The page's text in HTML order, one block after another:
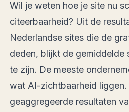
Wil je weten hoe je site nu
citeerbaarheid? Uit de
Nederlandse sites die de
deden, blijkt de gemiddelde
te zijn. De meeste
wat AI-zichtbaarheid liggen.
geaggregeerde resultaten